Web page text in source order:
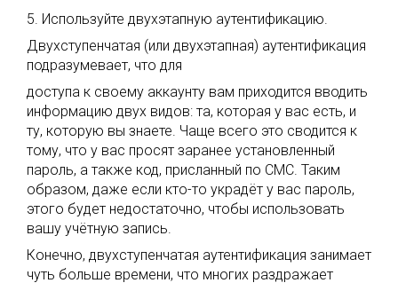
5. Используйте двухэтапную аутентификацию.
Двухступенчатая (или двухэтапная) аутентификация
подразумевает, что для
доступа к своему аккаунту вам приходится вводить
информацию двух видов: та, которая у вас есть, и
ту, которую вы знаете. Чаще всего это сводится к
тому, что у вас просят заранее установленный
пароль, а также код, присланный по СМС. Таким
образом, даже если кто-то украдёт у вас пароль,
этого будет недостаточно, чтобы использовать
вашу учётную запись.
Конечно, двухступенчатая аутентификация занимает
чуть больше времени, что многих раздражает